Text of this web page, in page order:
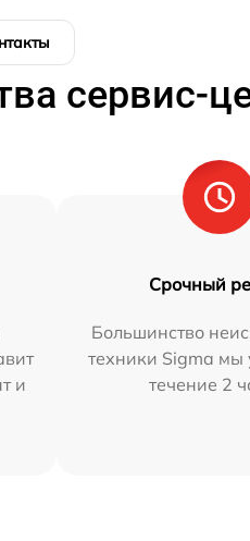
сервис-
и
Срочный
Большинство
техники Sigma мы
течение 2